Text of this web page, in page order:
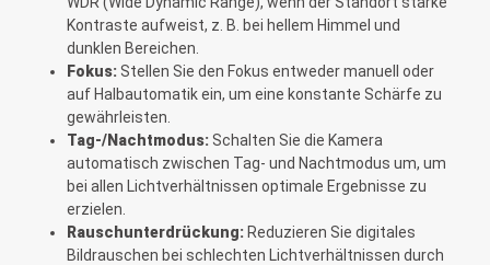
Kontraste aufweist, z. B. bei hellem Himmel und
dunklen Bereichen.
Fokus:Stellen Sie den Fokus entweder manuell oder
auf Halbautomatik ein, um eine konstante Schärfe zu
gewährleisten.
Tag-/Nachtmodus:Schalten Sie die Kamera
automatisch zwischen Tag- und Nachtmodus um, um
bei allen Lichtverhältnissen optimale Ergebnisse zu
erzielen.
Rauschunterdrückung:Reduzieren Sie digitales
Bildrauschen bei schlechten Lichtverhältnissen durch